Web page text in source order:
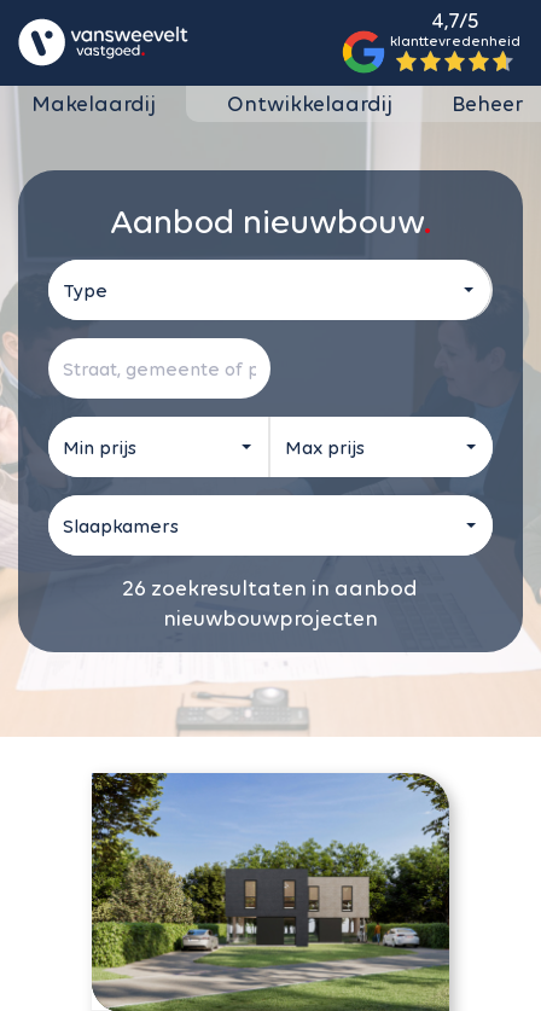
4,7/5
klanttevredenheid
Makelaardij Ontwikkelaardij Beheer
Aanbod nieuwbouw
Type
Min prijs Max prijs
Slaapkamers
26 zoekresultaten in aanbod
nieuwbouwprojecten